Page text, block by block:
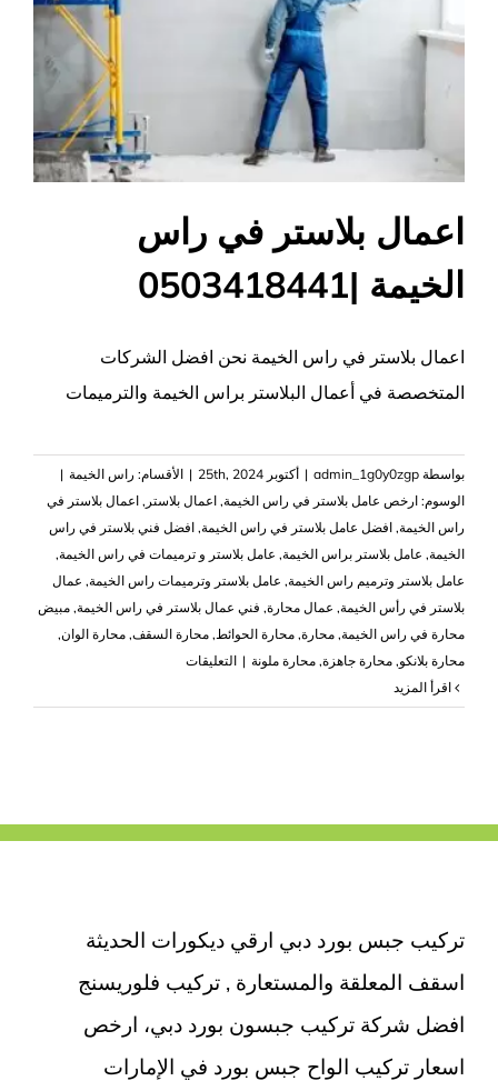
اعمال بلاستر في راس
الخيمة |0503418441
اعمال بلاستر في راس الخيمة نحن افضل الشركات
المتخصصة في أعمال البلاستر براس الخيمة والترميمات
بواسطة admin_1g0y0zgp
| أكتوبر 25th, 2024 | الأقسام: راس الخيمة |
الوسوم: ارخص عامل بلاستر في راس الخيمة, اعمال بلاستر , اعمال بلاستر في
راس الخيمة, افضل عامل بلاستر في راس الخيمة, افضل فني بلاستر في راس
الخيمة, عامل بلاستر براس الخيمة, عامل بلاستر و ترميمات في راس الخيمة,
عامل بلاستر وترميم راس الخيمة, عامل بلاستر وترميمات راس الخيمة, عمال
بلاستر في رأس الخيمة, عمال محارة, فني عمال بلاستر في راس الخيمة, مبيض
محارة في راس الخيمة, محارة, محارة الحوائط , محارة السقف, محارة الوان,
محارة بلانكو, محارة جاهزة, محارة ملونة | التعليقاتعلى
بلاستر
مغلقة
تركيب جبس بورد دبي ارقي ديكورات الحديثة
اسقف المعلقة والمستعارة , تركيب فلوريسنج
افضل شركة تركيب جبسون بورد دبي، ارخص
اسعار تركيب الواح جبس بورد في الإمارات